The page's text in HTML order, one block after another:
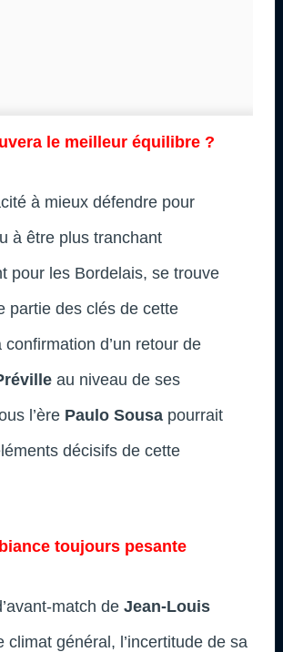
le meilleur équilibre ?
à mieux défendre pour
à être plus tranchant
pour les Bordelais, se trouve
partie des clés de cette
d’un retour de
au niveau de ses
l’ère Paulo Sousa pourrait
décisifs de cette
toujours pesante
match de Jean-Louis
climat général, l’incertitude de sa